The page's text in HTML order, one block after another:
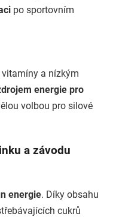
po sportovním
a nízkým
energie pro
volbou pro silové
a závodu
energie. Díky obsahu
cukrů